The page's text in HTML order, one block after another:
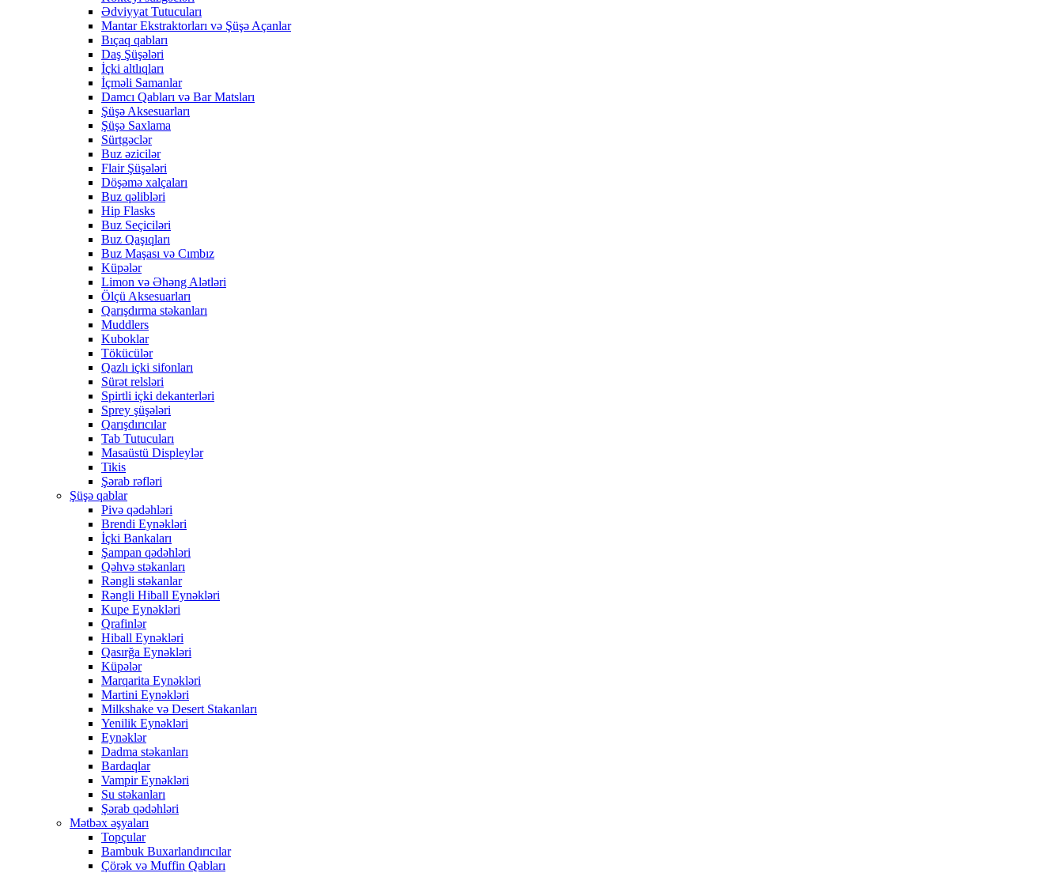
Ədviyyat Tutucuları
Mantar Ekstraktorları və Şüşə Açanlar
Bıçaq qabları
Daş Şüşələri
İçki altlıqları
İçməli Samanlar
Damcı Qabları və Bar Matsları
Şüşə Aksesuarları
Şüşə Saxlama
Sürtgəclər
Buz əzicilər
Flair Şüşələri
Döşəmə xalçaları
Buz qəlibləri
Hip Flasks
Buz Seçiciləri
Buz Qaşıqları
Buz Maşası və Cımbız
Küpələr
Limon və Əhəng Alətləri
Ölçü Aksesuarları
Qarışdırma stəkanları
Muddlers
Kuboklar
Tökücülər
Qazlı içki sifonları
Sürət relsləri
Spirtli içki dekanterləri
Sprey şüşələri
Qarışdırıcılar
Tab Tutucuları
Masaüstü Displeylər
Tikis
Şərab rəfləri
Şüşə qablar
Pivə qədəhləri
Brendi Eynəkləri
İçki Bankaları
Şampan qədəhləri
Qəhvə stəkanları
Rəngli stəkanlar
Rəngli Hiball Eynəkləri
Kupe Eynəkləri
Qrafinlər
Hiball Eynəkləri
Qasırğa Eynəkləri
Küpələr
Marqarita Eynəkləri
Martini Eynəkləri
Milkshake və Desert Stakanları
Yenilik Eynəkləri
Eynəklər
Dadma stəkanları
Bardaqlar
Vampir Eynəkləri
Su stəkanları
Şərab qədəhləri
Mətbəx əşyaları
Topçular
Bambuk Buxarlandırıcılar
Çörək və Muffin Qabları